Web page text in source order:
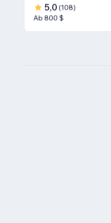
5,0 (108)
Ab 800 $